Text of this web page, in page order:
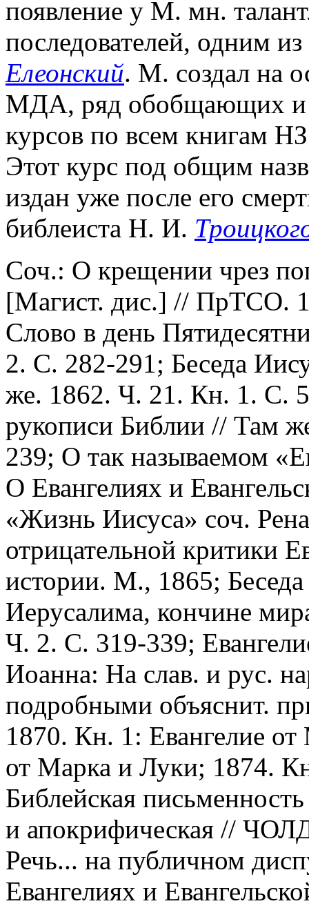
появление у М. мн.
последователей, одним
Елеонский. М. создал на
МДА, ряд обобщающих и
курсов по всем книгам
Этот курс под общим
издан уже после его
библеиста Н. И.
Соч.: О крещении чрез
[Магист. дис.] // ПрТСО.
Слово в день
2. С. 282-291; Беседа
же. 1862. Ч. 21. Кн. 1. С.
рукописи Библии // Там
239; О так называемом
О Евангелиях и
«Жизнь Иисуса» соч.
отрицательной критики
истории. М., 1865;
Иерусалима, кончине
Ч. 2. С. 319-339;
Иоанна: На слав. и рус.
подробными объяснит.
1870. Кн. 1: Евангелие
от Марка и Луки; 1874.
Библейская
и апокрифическая //
Речь... на публичном
Евангелиях и